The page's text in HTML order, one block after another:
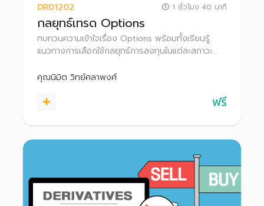
DRD1202 1 ชั่วโมง 40 นาที
กลยุทธ์เทรด Options
ทบทวนความเข้าใจเรื่อง Options พร้อมทั้งเรียนรู้
แนวทางการเลือกใช้กลยุทธ์การลงทุนในแต่ละสภาวะ
ตัดสินใจในการเทรด Options
คุณนิมิต วิทย์ศลาพงศ์
ฟรี